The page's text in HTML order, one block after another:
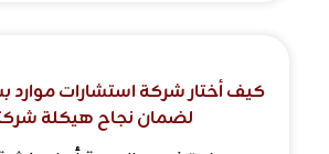
كيف أختار شركة استشارات موارد
لضمان نجاح هيكلة